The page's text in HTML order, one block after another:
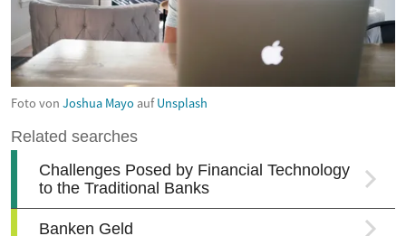
Foto von Joshua Mayo aufUnsplash